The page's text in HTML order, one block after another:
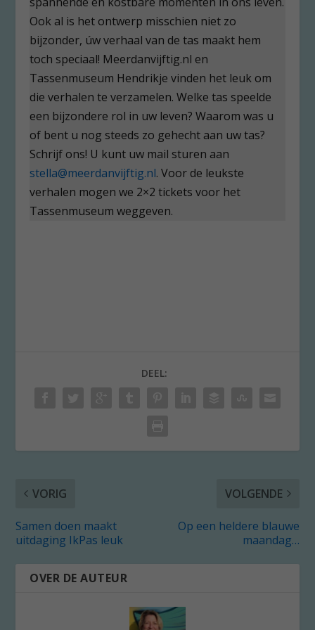
Ook al is het ontwerp misschien niet zo
bijzonder, úw verhaal van de tas maakt hem
toch speciaal! Meerdanvijftig.nl en
Tassenmuseum Hendrikje vinden het leuk om
die verhalen te verzamelen. Welke tas speelde
een bijzondere rol in uw leven? Waarom was u
of bent u nog steeds zo gehecht aan uw tas?
Schrijf ons! U kunt uw mail sturen aan
stella@meerdanvijftig.nl. Voor de leukste
verhalen mogen we 2×2 tickets voor het
Tassenmuseum weggeven.
DEEL:
VORIG
Samen doen maakt
uitdaging IkPas leuk
VOLGENDE
Op een heldere blauwe
maandag…
OVER DE AUTEUR